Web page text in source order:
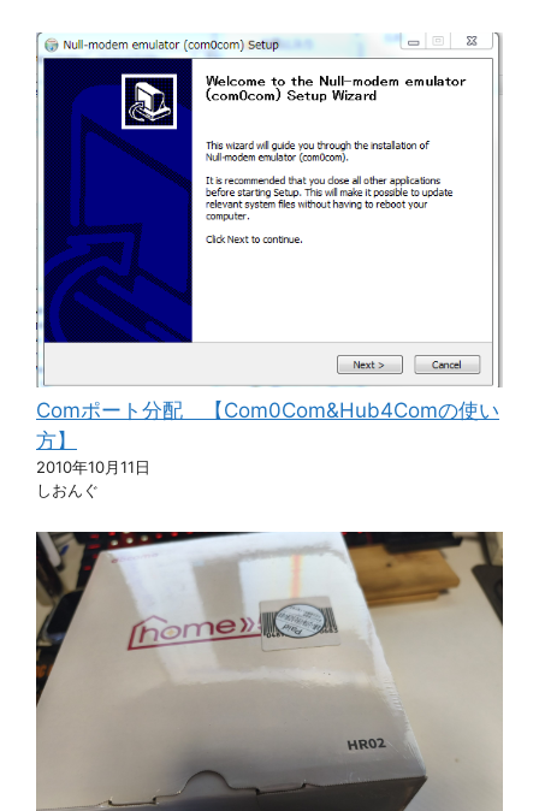
Comポート分配 【Com0Com&Hub4Comの使い
方】
2010年10月11日
しおんぐ